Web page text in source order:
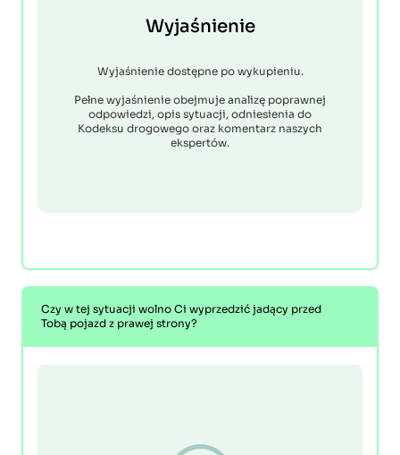
Wyjaśnienie
Wyjaśnienie dostępne po wykupieniu.
Pełne wyjaśnienie obejmuje analizę poprawnej
odpowiedzi, opis sytuacji, odniesienia do
Kodeksu drogowego oraz komentarz naszych
ekspertów.
Czy w tej sytuacji wolno Ci wyprzedzić jadący przed
Tobą pojazd z prawej strony?